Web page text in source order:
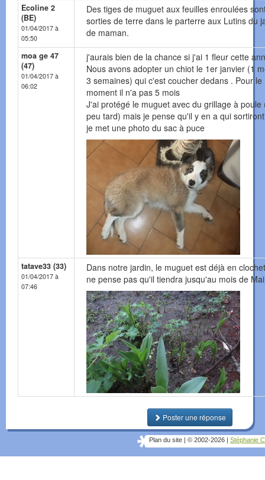
Ecoline 2
(BE)
01/04/2017 à
05:50
Des tiges de muguet aux feuilles enroulées
sorties de terre dans le parterre aux Lutins du
de maman.
moa ge 47
(47)
01/04/2017 à
06:02
j'aurais bien de la chance si j'ai 1 fleur cette
Nous avons adopter un chiot le 1er janvier (1
3 semaines) qui c'est coucher dedans . Pour le
moment il n'a pas 5 mois
J'ai protégé le muguet avec du grillage à poule
peu tard) mais je pense qu'il y en a qui sortiront
je met une photo du sac à puce
tatave33 (33)
01/04/2017 à
07:46
Dans notre jardin, le muguet est déjà en
ne pense pas qu'il tiendra jusqu'au mois de Mai
Poster une réponse
Plan du site © 2002-2026 Stéphanie C